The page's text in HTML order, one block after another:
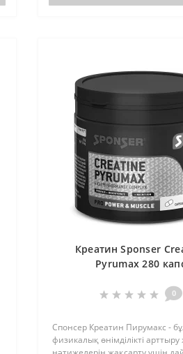
Креатин Sponser
Pyrumax 280
0
Спонсер Креатин Пирумакс -
физикалық өнімділікті